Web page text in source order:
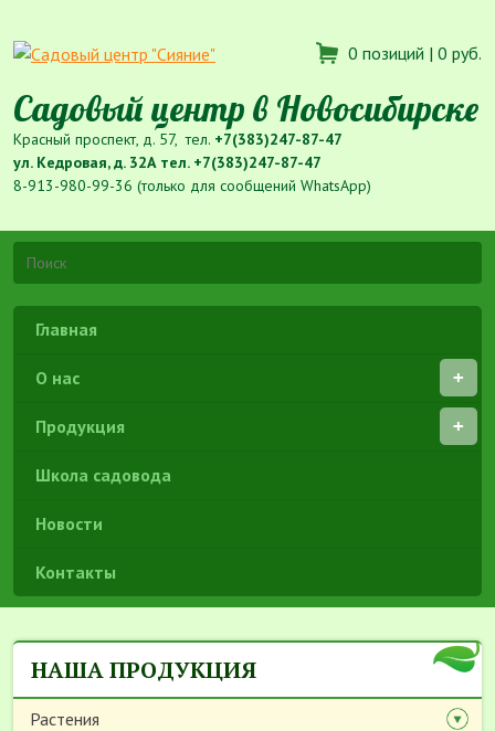
0 позиций | 0 руб.
Садовый центр в Новосибирске
Красный проспект, д. 57, тел. +7(383)247-87-47
ул. Кедровая, д. 32А тел. +7(383)247-87-47
8-913-980-99-36 (только для сообщений WhatsApp)
Главная
О нас
Продукция
Школа садовода
Новости
Контакты
НАША ПРОДУКЦИЯ
Растения